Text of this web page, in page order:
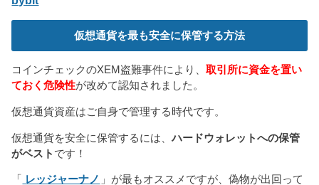
仮想通貨を最も安全に保管する方法
コインチェックのXEM盗難事件により、取引所に資金を置い
ておく危険性が改めて認知されました。
仮想通貨資産はご自身で管理する時代です。
仮想通貨を安全に保管するには、ハードウォレットへの保管
がベスト です！
「 レッジャーナノ 」が最もオススメですが、偽物が出回って